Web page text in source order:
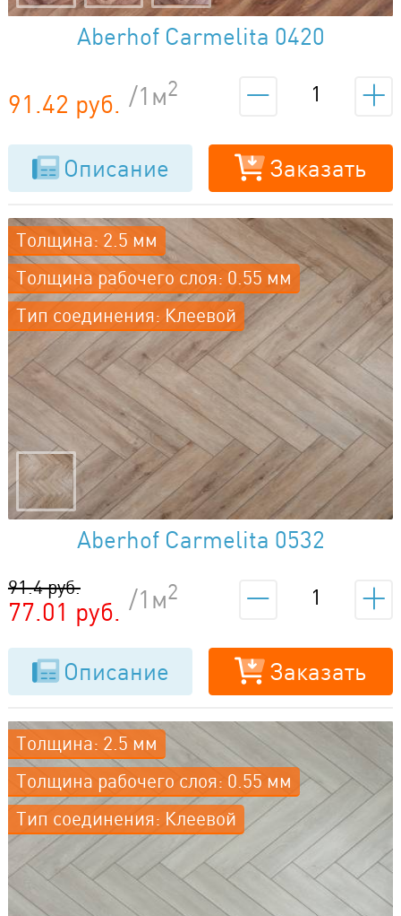
Aberhof Carmelita 0420
91.42 руб. /1м2
Описание Заказать
Толщина: 2.5 мм
Толщина рабочего слоя: 0.55 мм
Тип соединения: Клеевой
Aberhof Carmelita 0532
77.01 руб.
91.4 руб. /1м2
Описание Заказать
Толщина: 2.5 мм
Толщина рабочего слоя: 0.55 мм
Тип соединения: Клеевой